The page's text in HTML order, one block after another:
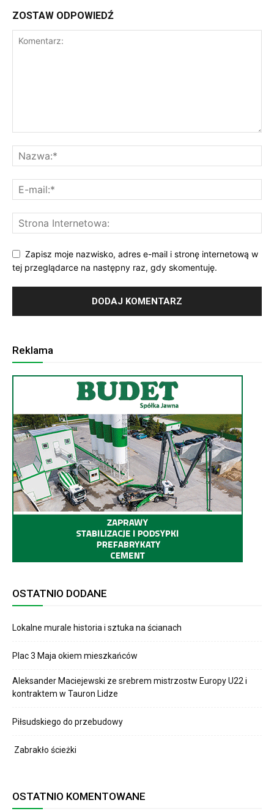
ZOSTAW ODPOWIEDŹ
Zapisz moje nazwisko, adres e-mail i stronę internetową w
tej przeglądarce na następny raz, gdy skomentuję.
Reklama
OSTATNIO DODANE
Lokalne murale historia i sztuka na ścianach
Plac 3 Maja okiem mieszkańców
Aleksander Maciejewski ze srebrem mistrzostw Europy U22 i
kontraktem w Tauron Lidze
Piłsudskiego do przebudowy
Zabrakło ścieżki
OSTATNIO KOMENTOWANE